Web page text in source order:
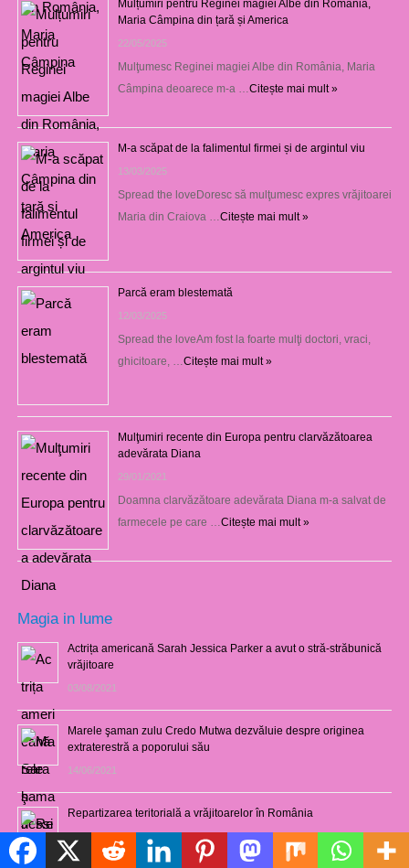
Mulțumiri pentru Reginei magiei Albe din România,
Maria Câmpina din țară și America
22/05/2025
Mulţumesc Reginei magiei Albe din România, Maria
Câmpina deoarece m-a …Citește mai mult »
M-a scăpat de la falimentul firmei și de argintul viu
13/03/2025
Spread the loveDoresc să mulţumesc expres vrăjitoarei
Maria din Craiova …Citește mai mult »
Parcă eram blestemată
12/03/2025
Spread the loveAm fost la foarte mulţi doctori, vraci,
ghicitoare, …Citește mai mult »
Mulţumiri recente din Europa pentru clarvăzătoarea
adevărata Diana
29/01/2021
Doamna clarvăzătoare adevărata Diana m-a salvat de
farmecele pe care …Citește mai mult »
Magia in lume
Actrița americană Sarah Jessica Parker a avut o stră-străbunică
vrăjitoare
03/08/2021
Marele şaman zulu Credo Mutwa dezvăluie despre originea
extraterestră a poporului său
14/06/2021
Repartizarea teritorială a vrăjitoarelor în România
12/10/2020
Politică de cookie-uri